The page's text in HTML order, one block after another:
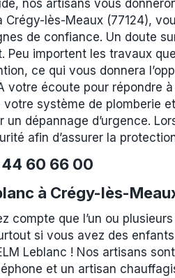
nos artisans vous
lès-Meaux (77124),
de confiance. Un doute
Peu importent les travaux
ce qui vous donnera
votre écoute pour répondre
système de plomberie
dépannage d’urgence.
afin d’assurer la
60 66 00
à Crégy-lès-
compte que l’un ou
si vous avez des
Leblanc ! Nos artisans
et un artisan